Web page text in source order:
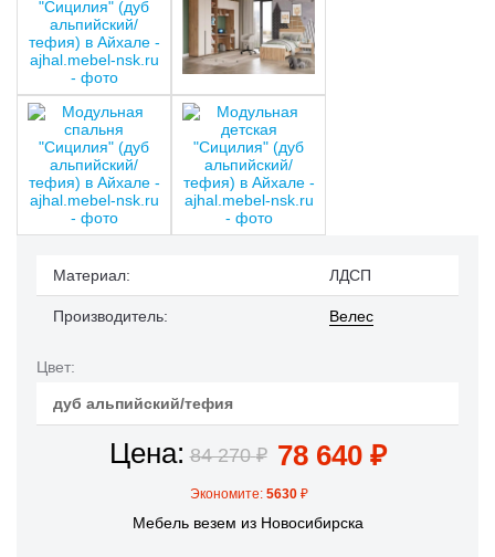
Материал: ЛДСП
Производитель: Велес
Цвет:
дуб альпийский/тефия
Цена: 84 270 ₽ 78 640 ₽
Экономите: 5630 ₽
Мебель везем из Новосибирска